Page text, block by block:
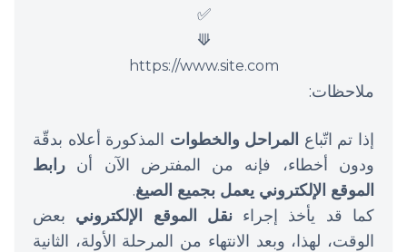
✅
⟱
https://www.site.com
ملاحظات:
إذا تم اتّباع المراحل والخطوات المذكورة أعلاه بدقّة
ودون أخطاء، فإنه من المفترض الآن أن رابط
الموقع الإلكتروني يعمل بجميع الصيغ.
كما قد يأخذ إجراءنقل الموقع الإلكتروني بعض
الوقت، لهذا، وبعد الانتهاء من المرحلة الأولة، الثانية